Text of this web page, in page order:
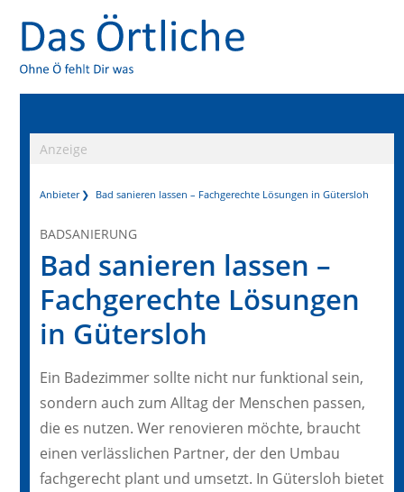
Anzeige
Anbieter Bad sanieren lassen – Fachgerechte Lösungen in Gütersloh
BADSANIERUNG
Bad sanieren lassen –
Fachgerechte Lösungen
in Gütersloh
Ein Badezimmer sollte nicht nur funktional sein,
sondern auch zum Alltag der Menschen passen,
die es nutzen. Wer renovieren möchte, braucht
einen verlässlichen Partner, der den Umbau
fachgerecht plant und umsetzt. In Gütersloh bietet